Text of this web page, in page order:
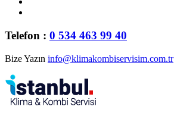
Telefon : 0 534 463 99 40
Bize Yazın info@klimakombiservisim.com.tr